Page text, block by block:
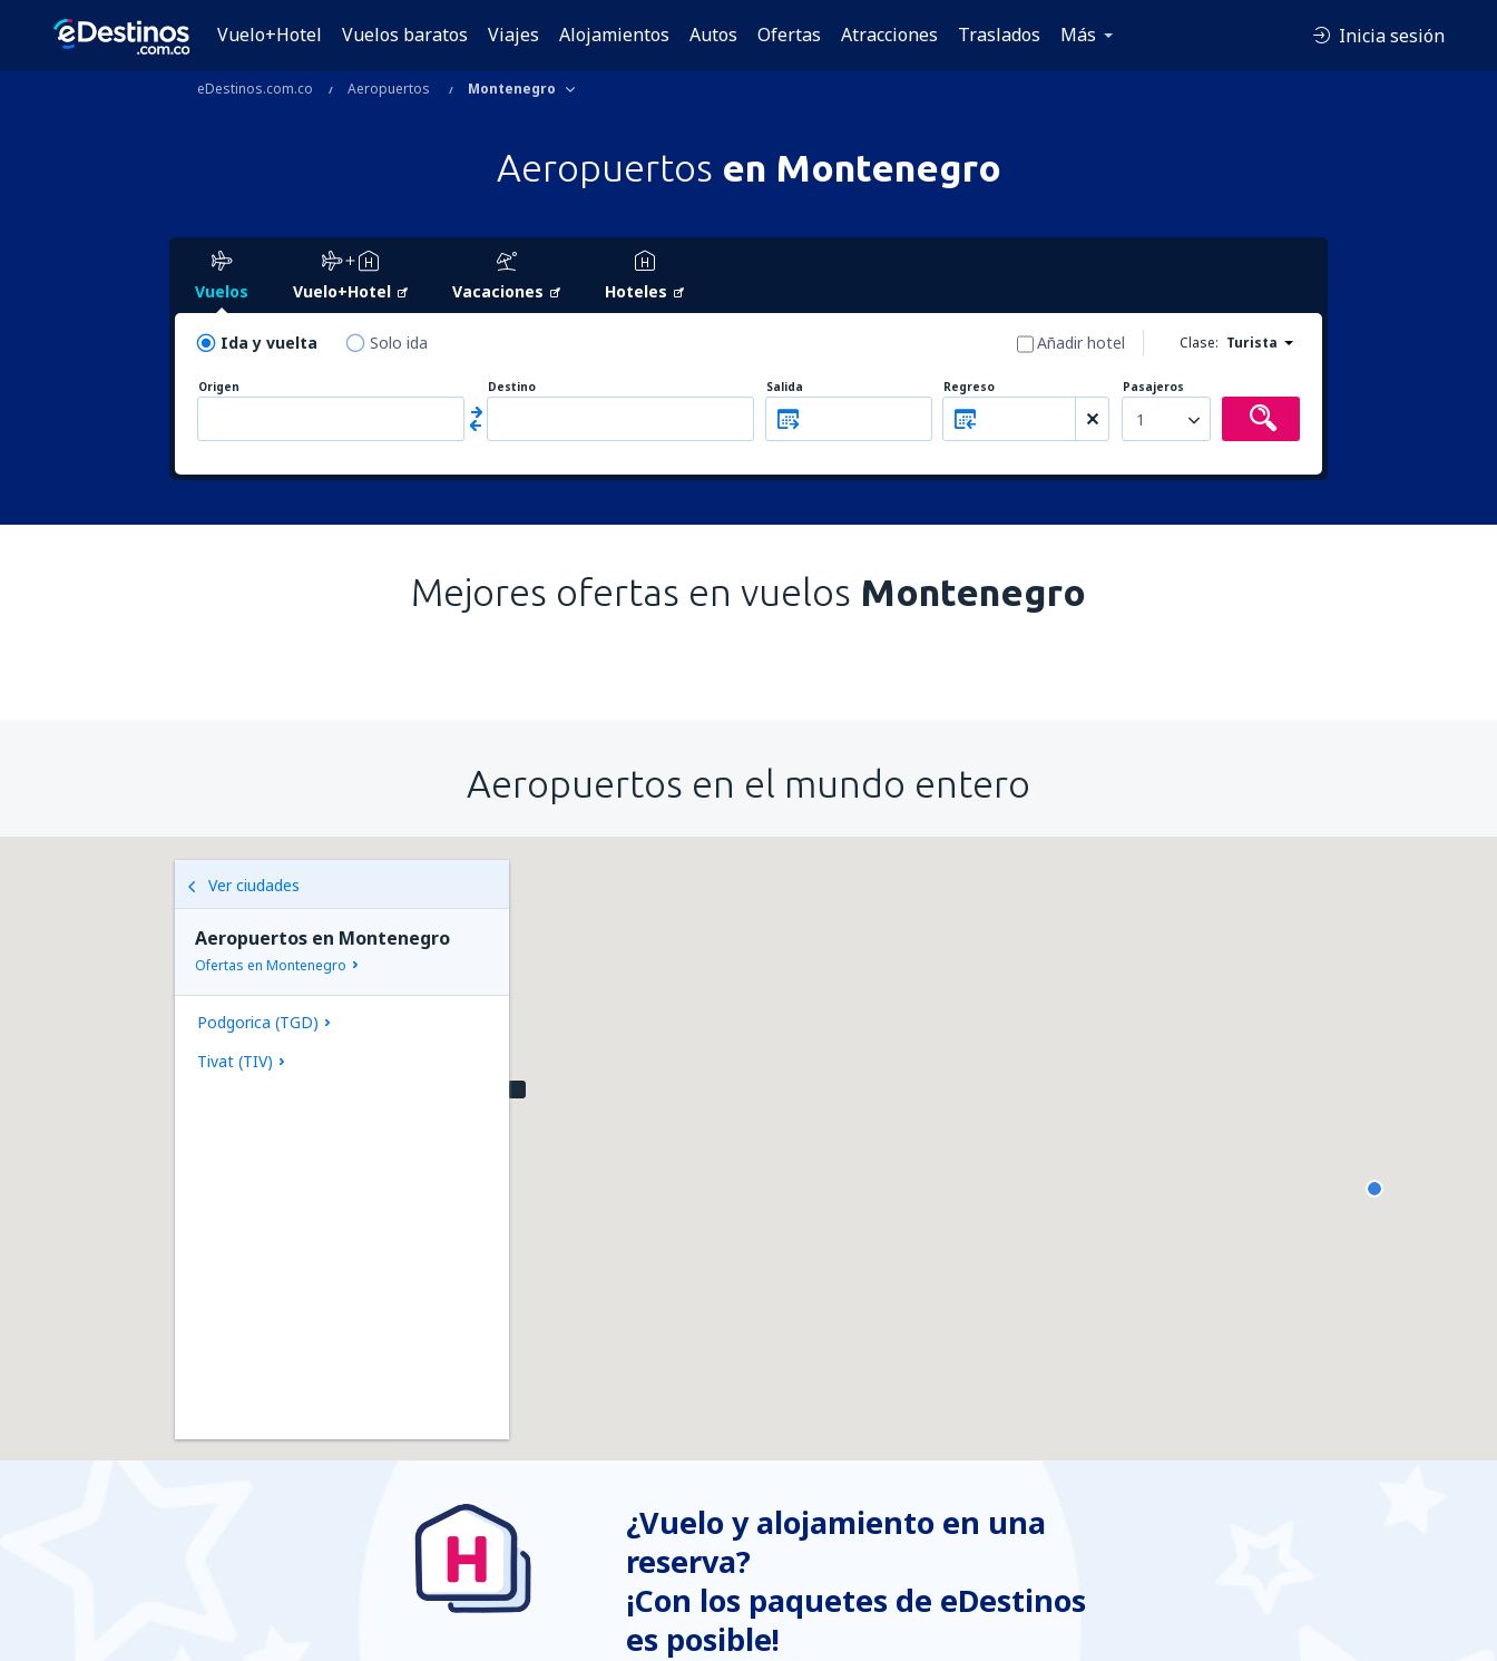
Vuelo+Hotel Vuelos baratos Viajes Alojamientos Autos Ofertas Atracciones Traslados Más Inicia sesión
eDestinos.com.co Aeropuertos Montenegro
Aeropuertos en Montenegro
Vuelos Vuelo+Hotel Vacaciones Hoteles
Ida y vuelta Solo ida Clase: Turista
Añadir hotel
Origen Destino Salida Regreso Pasajeros
1
Mejores ofertas en vuelos Montenegro
Aeropuertos en el mundo entero
Ver ciudades
Aeropuertos en Montenegro
Ofertas en Montenegro
Podgorica (TGD)
Tivat (TIV)
¿Vuelo y alojamiento en una
reserva?
¡Con los paquetes de eDestinos
es posible!